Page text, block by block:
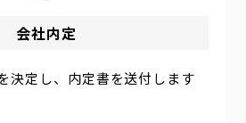
会社内定
決定し、内定書を送付します